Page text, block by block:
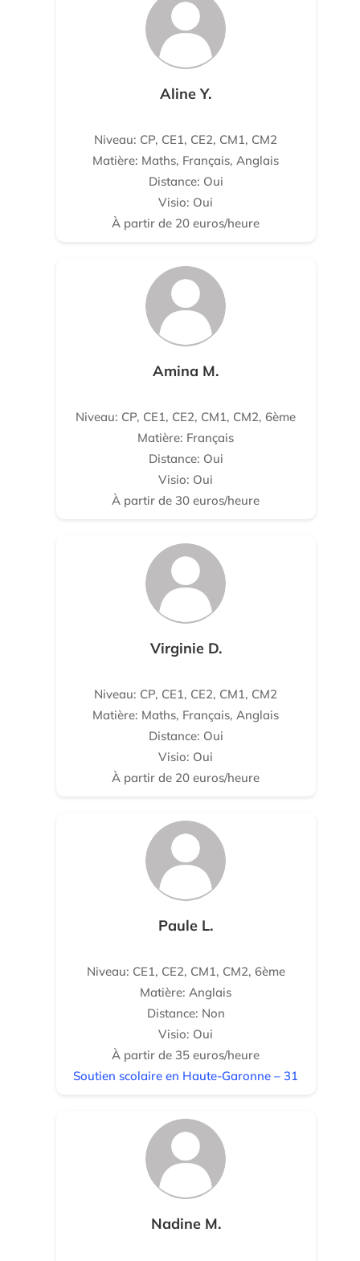
Aline Y.
Niveau: CP, CE1, CE2, CM1, CM2
Matière: Maths, Français, Anglais
Distance: Oui
Visio: Oui
À partir de 20 euros/heure
Amina M.
Niveau: CP, CE1, CE2, CM1, CM2, 6ème
Matière: Français
Distance: Oui
Visio: Oui
À partir de 30 euros/heure
Virginie D.
Niveau: CP, CE1, CE2, CM1, CM2
Matière: Maths, Français, Anglais
Distance: Oui
Visio: Oui
À partir de 20 euros/heure
Paule L.
Niveau: CE1, CE2, CM1, CM2, 6ème
Matière: Anglais
Distance: Non
Visio: Oui
À partir de 35 euros/heure
Soutien scolaire en Haute-Garonne – 31
Nadine M.